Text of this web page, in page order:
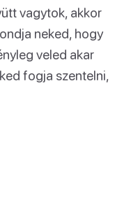
vagytok, akkor
neked, hogy
veled akar
fogja szentelni,